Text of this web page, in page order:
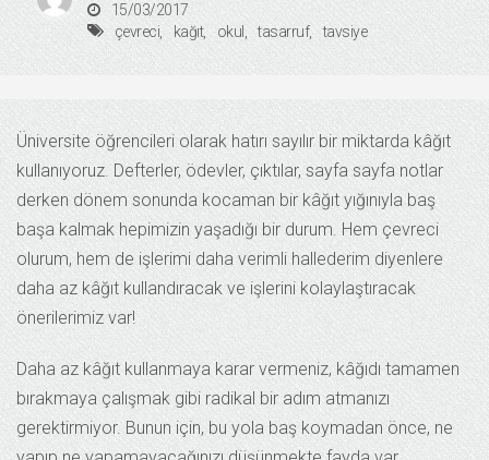
15/03/2017
çevreci
kağıt okul tasarruf tavsiye
Üniversite öğrencileri olarak hatırı sayılır bir miktarda kâğıt
kullanıyoruz. Defterler, ödevler, çıktılar, sayfa sayfa notlar
derken dönem sonunda kocaman bir kâğıt yığınıyla baş
başa kalmak hepimizin yaşadığı bir durum. Hem çevreci
olurum, hem de işlerimi daha verimli hallederim diyenlere
daha az kâğıt kullandıracak ve işlerini kolaylaştıracak
önerilerimiz var!
Daha az kâğıt kullanmaya karar vermeniz, kâğıdı tamamen
bırakmaya çalışmak gibi radikal bir adım atmanızı
gerektirmiyor. Bunun için, bu yola baş koymadan önce, ne